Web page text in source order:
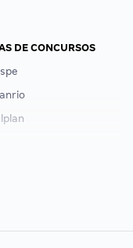
DE CONCURSOS